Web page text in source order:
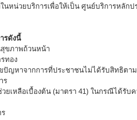
นหน่วยบริการเพื่อให้เป็น ศูนย์บริการหลักป
รดังนี้
ขภาพถ้วนหน้า
ทอง
ญหาจากการที่ประชาชนไม่ได้รับสิทธิตาม
ร
ยเหลือเบื้องต้น (มาตรา 41) ในกรณีได้รับค